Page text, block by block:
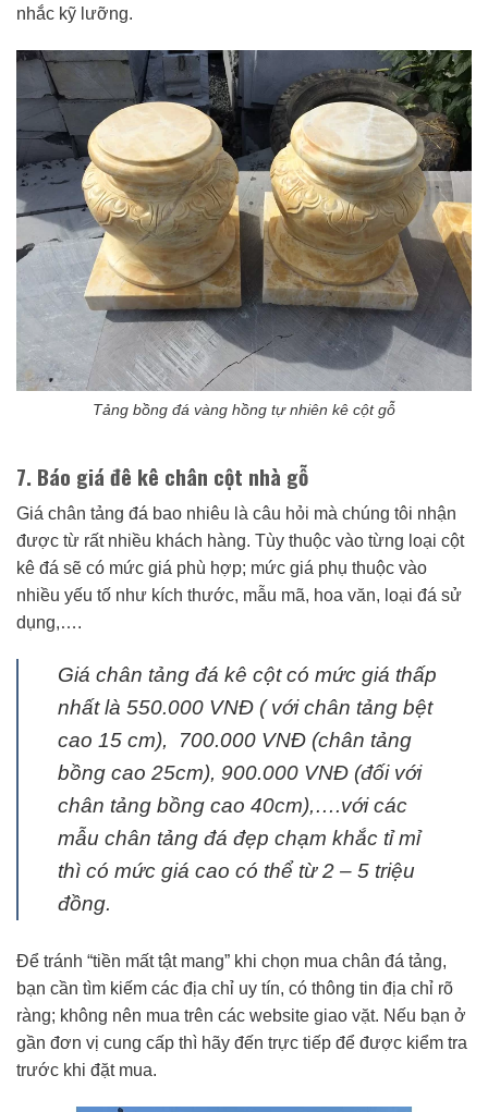
nhắc kỹ lưỡng.
Tảng bồng đá vàng hồng tự nhiên kê cột gỗ
7. Báo giá đê kê chân cột nhà gỗ
Giá chân tảng đá bao nhiêu là câu hỏi mà chúng tôi nhận
được từ rất nhiều khách hàng. Tùy thuộc vào từng loại cột
kê đá sẽ có mức giá phù hợp; mức giá phụ thuộc vào
nhiều yếu tố như kích thước, mẫu mã, hoa văn, loại đá sử
dụng,….
Giá chân tảng đá kê cột có mức giá thấp
nhất là 550.000 VNĐ ( với chân tảng bệt
cao 15 cm), 700.000 VNĐ (chân tảng
bồng cao 25cm), 900.000 VNĐ (đối với
chân tảng bồng cao 40cm),….với các
mẫu chân tảng đá đẹp chạm khắc tỉ mỉ
thì có mức giá cao có thể từ 2 – 5 triệu
đồng.
Để tránh “tiền mất tật mang” khi chọn mua chân đá tảng,
bạn cần tìm kiếm các địa chỉ uy tín, có thông tin địa chỉ rõ
ràng; không nên mua trên các website giao vặt. Nếu bạn ở
gần đơn vị cung cấp thì hãy đến trực tiếp để được kiểm tra
trước khi đặt mua.